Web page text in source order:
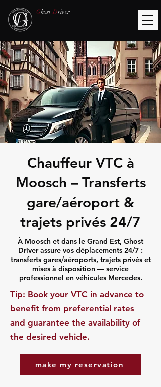
Ghost Driver
Chauffeur VTC à
Moosch – Transferts
gare/aéroport &
trajets privés 24/7
À Moosch et dans le Grand Est, Ghost
Driver assure vos déplacements 24/7 :
transferts gares/aéroports, trajets privés et
mises à disposition — service
professionnel en véhicules Mercedes.
​Tip: Book your VTC in advance to
benefit from preferential rates
and guarantee the availability of
the desired vehicle.
make my reservation